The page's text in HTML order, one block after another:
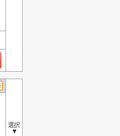
選択
▼